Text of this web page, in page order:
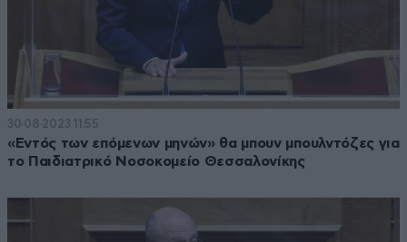
30·08·2023 11:55
«Εντός των επόμενων μηνών» θα μπουν μπουλντόζες για
το Παιδιατρικό Νοσοκομείο Θεσσαλονίκης